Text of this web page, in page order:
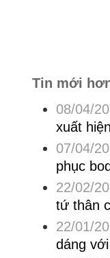
Tin mới
08/04/
xuất
07/04/
phục
22/02/
tứ thân
22/01/
dáng